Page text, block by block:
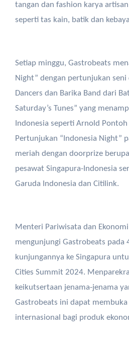
tangan dan fashion karya
seperti tas kain, batik dan
Setiap minggu, Gastrobeats
Night” dengan pertunjukan
Dancers dan Barika Band dari
Saturday’s Tunes” yang
Indonesia seperti Arnold
Pertunjukan “Indonesia Night”
meriah dengan doorprize
pesawat Singapura-Indonesia
Garuda Indonesia dan Citilink.
Menteri Pariwisata dan
mengunjungi Gastrobeats pada
kunjungannya ke Singapura
Cities Summit 2024.
keikutsertaan jenama-jenama
Gastrobeats ini dapat membuka
internasional bagi produk